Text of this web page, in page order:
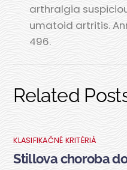
arth­ral­gia
uma­to­id artri­tis.
496.
Related
KLASIFIKAČNÉ KRITÉRIÁ
Stillova choroba